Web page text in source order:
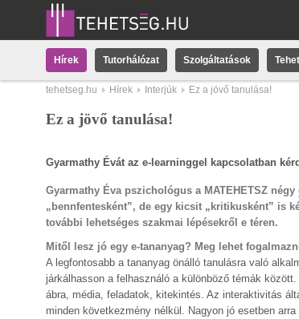
Hírek Tutorhálózat Szolgáltatások
tehetseg.hu Hírek Interjúk Ez a jövő tanulása!
Ez a jövő tanulása!
Gyarmathy Évát az e-learninggel kapcsolatban
Gyarmathy Éva pszichológus a MATEHETSZ négy
„bennfentesként”, de egy kicsit „kritikusként” is
további lehetséges szakmai lépésekről e téren.
Mitől lesz jó egy e-tananyag? Meg lehet
A legfontosabb a tananyag önálló tanulásra való
járkálhasson a felhasználó a különböző témák
ábra, média, feladatok, kitekintés. Az interaktivitás
minden következmény nélkül. Nagyon jó esetben